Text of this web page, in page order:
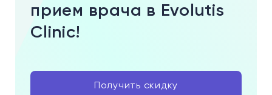
прием врача в Evolutis
Clinic!
Получить скидку